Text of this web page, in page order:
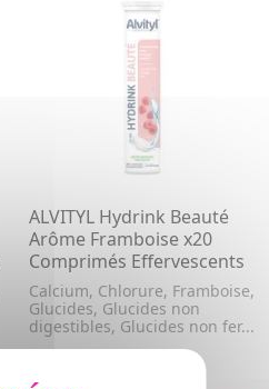
ALVITYL Hydrink Beauté
Arôme Framboise x20
Comprimés Effervescents
Calcium, Chlorure, Framboise,
Glucides, Glucides non
digestibles, Glucides non fer...